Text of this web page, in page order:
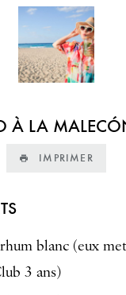
À LA
IMPRIMER
blanc (eux
3 ans)